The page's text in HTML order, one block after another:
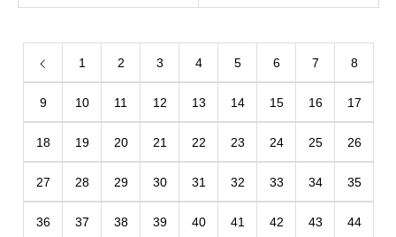
1 2 3 4 5 6 7 8
9 10 11 12 13 14 15 16 17
18 19 20 21 22 23 24 25 26
27 28 29 30 31 32 33 34 35
36 37 38 39 40 41 42 43 44